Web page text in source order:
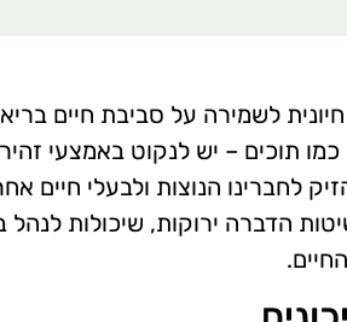
לשמירה על סביבת חיים
כמו תוכים – יש לנקוט באמצעי
לחברינו הנוצות ולבעלי חיים
הדברה ירוקות, שיכולות לנהל